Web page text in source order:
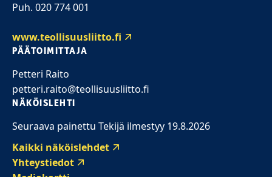
Puh. 020 774 001
www.teollisuusliitto.fi
PÄÄTOIMITTAJA
Petteri Raito
petteri.raito@teollisuusliitto.fi
NÄKÖISLEHTI
Seuraava painettu Tekijä ilmestyy 19.8.2026
Kaikki näköislehdet
Yhteystiedot